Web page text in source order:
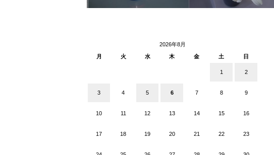
2026年8月
月
火 水 木 金 土 日
1 2
3 4 5 6 7 8 9
10 11 12 13 14 15 16
17 18 19 20 21 22 23